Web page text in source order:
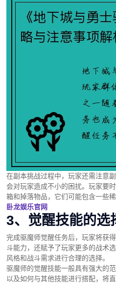
在副本挑战过程中，玩家还需注意
会对玩家造成不小的困扰。玩家要
箱和掉落物品，它们可能包含一些
卧龙娱乐官网
3、觉醒技能的选
完成驱魔师觉醒任务后，玩家将获
斗能力，还赋予了玩家更多的战术
风格和战斗需求进行合理的选择。
驱魔师的觉醒技能一般具有强大的
以及如何与其他技能进行搭配，将